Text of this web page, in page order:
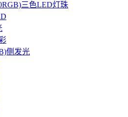
三色LED灯珠
侧发光